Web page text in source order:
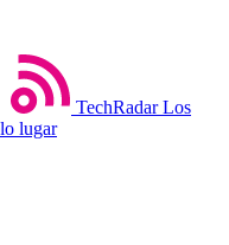
TechRadar Los
lugar